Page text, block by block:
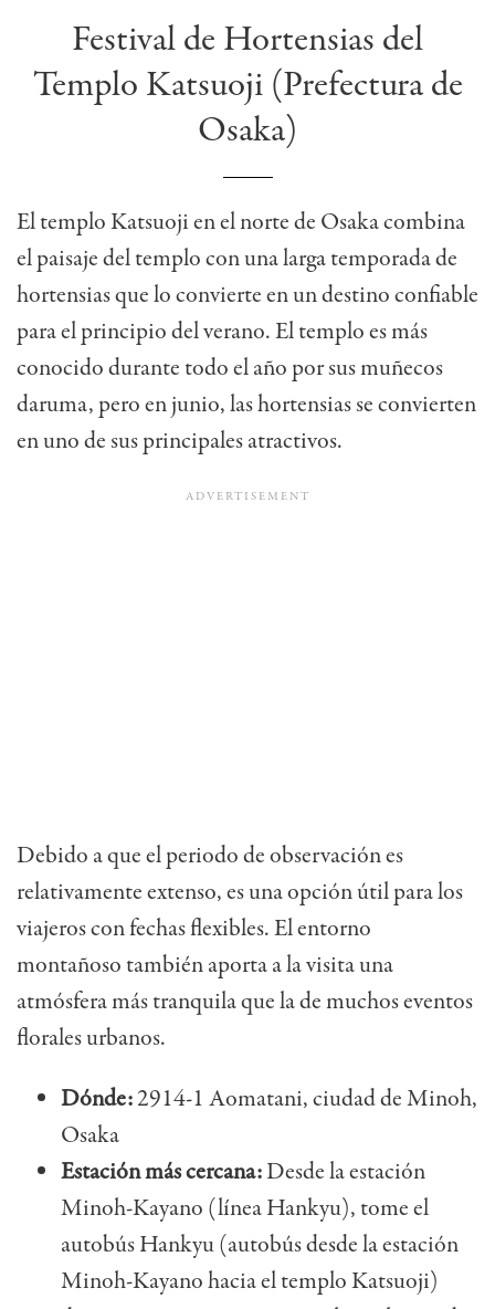
Festival de Hortensias del
Templo Katsuoji (Prefectura de
Osaka)
El templo Katsuoji en el norte de Osaka combina
el paisaje del templo con una larga temporada de
hortensias que lo convierte en un destino confiable
para el principio del verano. El templo es más
conocido durante todo el año por sus muñecos
daruma, pero en junio, las hortensias se convierten
en uno de sus principales atractivos.
Debido a que el periodo de observación es
relativamente extenso, es una opción útil para los
viajeros con fechas flexibles. El entorno
montañoso también aporta a la visita una
atmósfera más tranquila que la de muchos eventos
florales urbanos.
Dónde:2914-1 Aomatani, ciudad de Minoh,
Osaka
Estación más cercana:Desde la estación
Minoh-Kayano (línea Hankyu), tome el
autobús Hankyu (autobús desde la estación
Minoh-Kayano hacia el templo Katsuoji)